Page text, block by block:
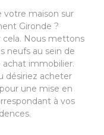
votre maison sur
Gironde ?
Nous mettons
neufs au sein de
immobilier.
désiriez acheter
une mise en
à vos